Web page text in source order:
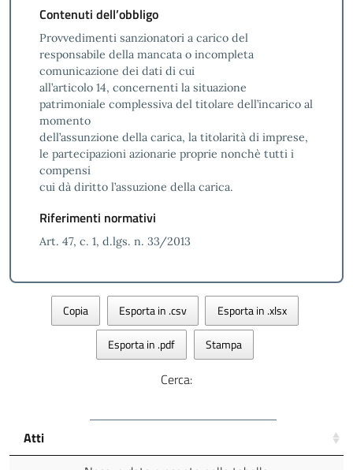
Contenuti dell’obbligo
Provvedimenti sanzionatori a carico del
responsabile della mancata o incompleta
comunicazione dei dati di cui
all’articolo 14, concernenti la situazione
patrimoniale complessiva del titolare dell’incarico al
momento
dell’assunzione della carica, la titolarità di imprese,
le partecipazioni azionarie proprie nonchè tutti i
compensi
cui dà diritto l’assuzione della carica.
Riferimenti normativi
Art. 47, c. 1, d.lgs. n. 33/2013
Copia Esporta in .csv Esporta in .xlsx
Esporta in .pdf Stampa
Cerca:
Atti